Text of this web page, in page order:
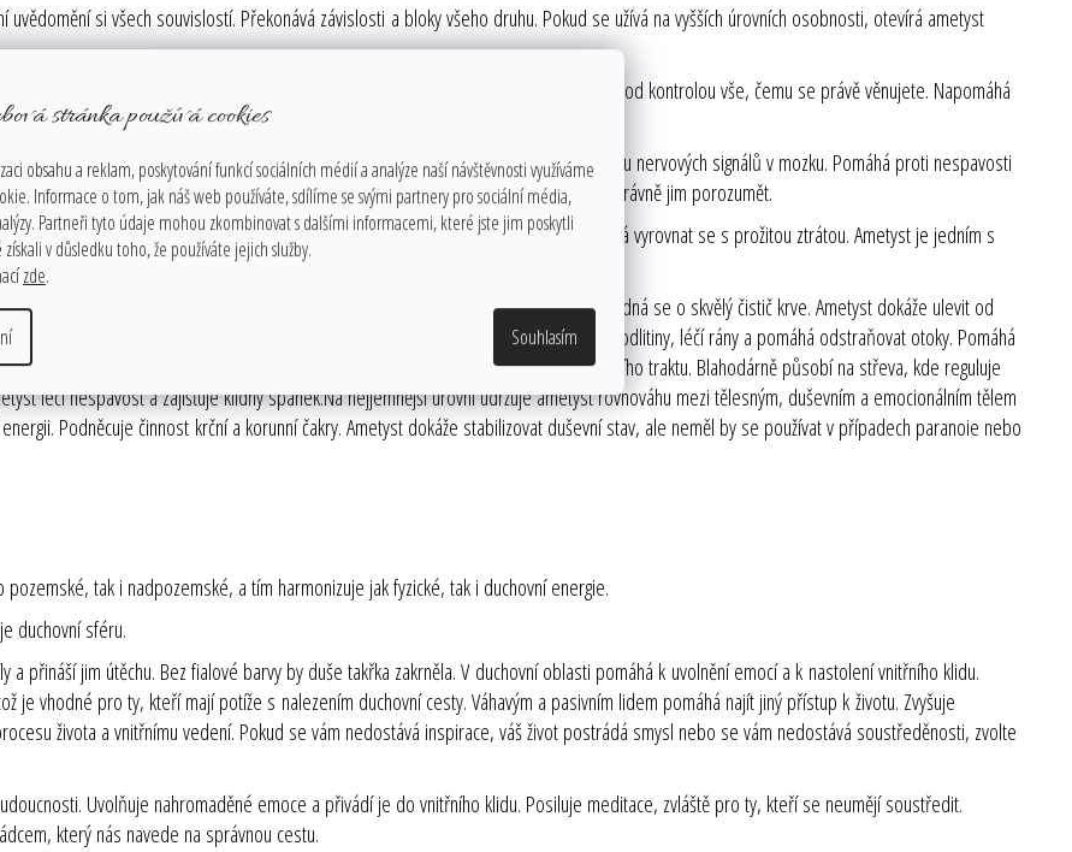
stránka používá cookies
obsahu a reklam, poskytování funkcí sociálních médií a analýze naší návštěvnosti využíváme
Informace o tom, jak náš web používáte, sdílíme se svými partnery pro sociální média,
Partneři tyto údaje mohou zkombinovat s dalšími informacemi, které jste jim poskytli
v důsledku toho, že používáte jejich služby.
zde.
Souhlasím
si všech souvislostí. Překonává závislosti a bloky všeho druhu. Pokud se užívá na vyšších úrovních osobnosti, otevírá ametyst
uklidnit i povzbudit. Umí zmírňovat obavy, umožňuje zlepšit soustředění a udržet pod kontrolou vše, čemu se právě věnujete. Napomáhá
ve skutečnost. Po duševní stránce uklidňuje a sjednocuje, napomáhá přenosu nervových signálů v mozku. Pomáhá proti nespavosti
Ametyst zlepšuje paměť i motivaci. Rovněž pomáhá zapamatovat si sny a správně jim porozumět.
Odstraňuje strach, vztek, obavy a zlobu. Potlačuje smutek a lítost. Pomáhá vyrovnat se s prožitou ztrátou. Ametyst je jedním s
podstaty člověka. Otevírá cestu pro rozvoj intuice a podporuje tělesné vlohy.
žláz s vnitřní sekrecí a metabolizmus. Posiluje vylučovací orgány a imunitní systém. Jedná se o skvělý čistič krve. Ametyst dokáže ulevit od
zóny. Zmírňuje bolesti hlavy a uvolňuje napětí. Tento kámen zmenšuje podlitiny, léčí rány a pomáhá odstraňovat otoky. Pomáhá
Pomáhá při kožních chorobách, buněčných poruchách a nerovnováze zažívacího traktu. Blahodárně působí na střeva, kde reguluje
léčí nespavost a zajišťuje klidný spánek.Na nejjemnější úrovni udržuje ametyst rovnováhu mezi tělesným, duševním a emocionálním tělem
Podněcuje činnost krční a korunní čakry. Ametyst dokáže stabilizovat duševní stav, ale neměl by se používat v případech paranoie nebo
tak i nadpozemské, a tím harmonizuje jak fyzické, tak i duchovní energie.
duchovní sféru.
přináší jim útěchu. Bez fialové barvy by duše takřka zakrněla. V duchovní oblasti pomáhá k uvolnění emocí a k nastolení vnitřního klidu.
je vhodné pro ty, kteří mají potíže s nalezením duchovní cesty. Váhavým a pasivním lidem pomáhá najít jiný přístup k životu. Zvyšuje
života a vnitřnímu vedení. Pokud se vám nedostává inspirace, váš život postrádá smysl nebo se vám nedostává soustředěnosti, zvolte
Uvolňuje nahromaděné emoce a přivádí je do vnitřního klidu. Posiluje meditace, zvláště pro ty, kteří se neumějí soustředit.
který nás navede na správnou cestu.